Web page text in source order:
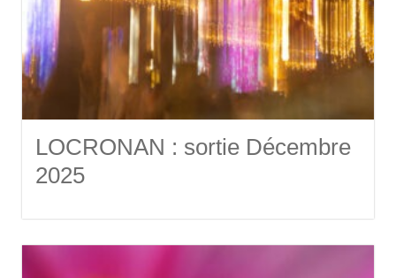
LOCRONAN : sortie Décembre
2025